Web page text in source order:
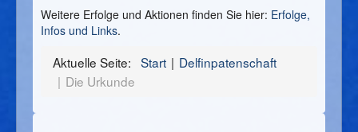
Weitere Erfolge und Aktionen finden Sie hier: Erfolge,
Infos und Links.
Aktuelle Seite: Start
Delfinpatenschaft
Die Urkunde